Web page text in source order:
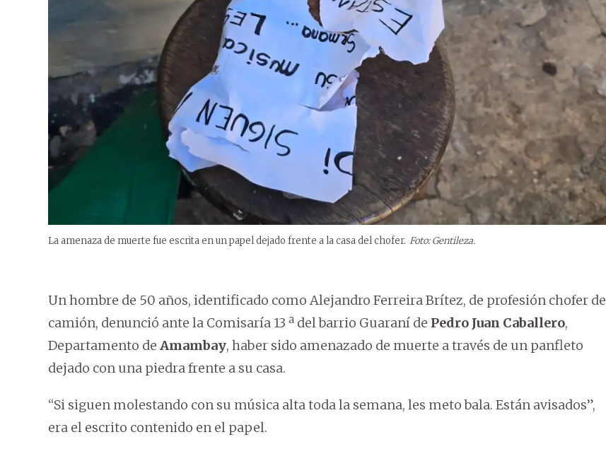
La amenaza de muerte fue escrita en un papel dejado frente a la casa del chofer. Foto: Gentileza.
Un hombre de 50 años, identificado como Alejandro Ferreira Brítez, de profesión chofer de
camión, denunció ante la Comisaría 13 ª del barrio Guaraní de Pedro Juan Caballero,
Departamento de Amambay, haber sido amenazado de muerte a través de un panfleto
dejado con una piedra frente a su casa.
“Si siguen molestando con su música alta toda la semana, les meto bala. Están avisados”,
era el escrito contenido en el papel.